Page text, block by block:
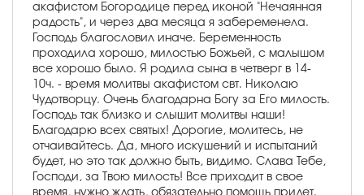
акафистом Богородице перед иконой "Нечаянная
радость", и через два месяца я забеременела.
Господь благословил иначе. Беременность
проходила хорошо, милостью Божьей, с малышом
все хорошо было. Я родила сына в четверг в 14-
10ч. - время молитвы акафистом свт. Николаю
Чудотворцу. Очень благодарна Богу за Его милость.
Господь так близко и слышит молитвы наши!
Благодарю всех святых! Дорогие, молитесь, не
отчаивайтесь. Да, много искушений и испытаний
будет, но это так должно быть, видимо. Слава Тебе,
Господи, за Твою милость! Все приходит в свое
время, нужно ждать, обязательно помощь придет.